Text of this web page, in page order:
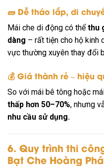
🧱 Dễ tháo lắp, di
Mái che di động có thểthu
dàng – rất tiện cho hộ kinh
vực thường xuyên thay đổi
💰 Giá thành rẻ – hiệu
So với mái bê tông hoặc
thấp hơn 50–70%, nhưng
nhu cầu sử dụng.
6. Quy trình thi
Bạt Che Hoàng